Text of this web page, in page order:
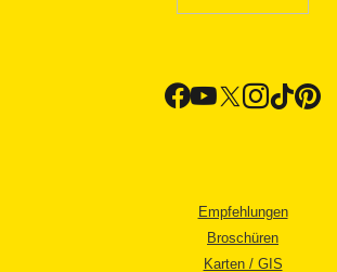
Empfehlungen
Broschüren
Karten / GIS